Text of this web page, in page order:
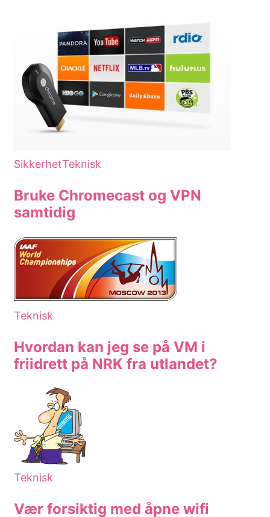
SikkerhetTeknisk
Bruke Chromecast og VPN
samtidig
Teknisk
Hvordan kan jeg se på VM i
friidrett på NRK fra utlandet?
Teknisk
Vær forsiktig med åpne wifi